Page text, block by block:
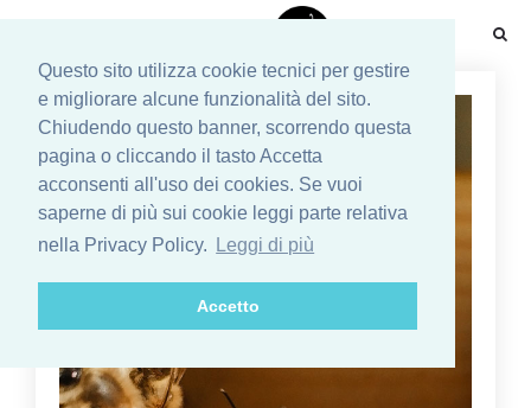
Questo sito utilizza cookie tecnici per gestire
e migliorare alcune funzionalità del sito.
Chiudendo questo banner, scorrendo questa
pagina o cliccando il tasto Accetta
acconsenti all'uso dei cookies. Se vuoi
saperne di più sui cookie leggi parte relativa
nella Privacy Policy.
Leggi di più
Accetto